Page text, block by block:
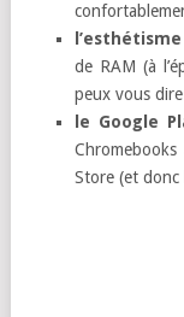
de RAM (à
peux vous
le Google
Store (et donc